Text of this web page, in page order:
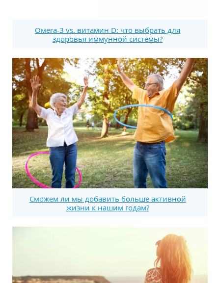
Омега-3 vs. витамин D: что выбрать для
здоровья иммунной системы?
Сможем ли мы добавить больше активной
жизни к нашим годам?